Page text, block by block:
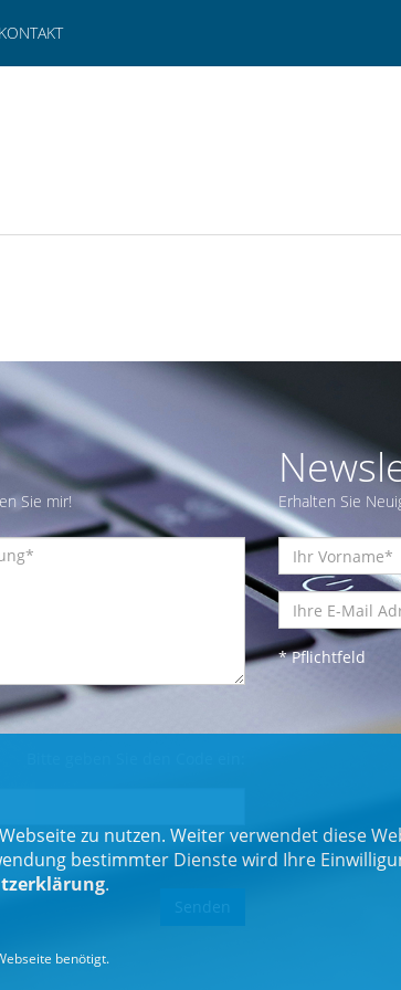
KONTAKT
Sie mir! Erhalten Sie
* Pflichtfeld
zu nutzen. Weiter verwendet diese
bestimmter Dienste wird Ihre
.
benötigt.